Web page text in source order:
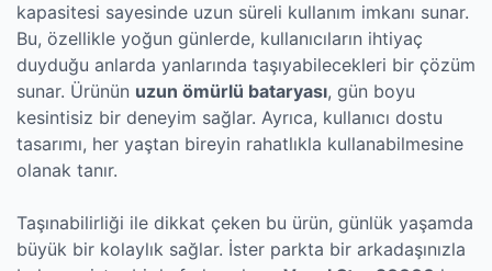
kapasitesi sayesinde uzun süreli kullanım imkanı sunar.
Bu, özellikle yoğun günlerde, kullanıcıların ihtiyaç
duyduğu anlarda yanlarında taşıyabilecekleri bir çözüm
sunar. Ürünün uzun ömürlü bataryası, gün boyu
kesintisiz bir deneyim sağlar. Ayrıca, kullanıcı dostu
tasarımı, her yaştan bireyin rahatlıkla kullanabilmesine
olanak tanır.
Taşınabilirliği ile dikkat çeken bu ürün, günlük yaşamda
büyük bir kolaylık sağlar. İster parkta bir arkadaşınızla